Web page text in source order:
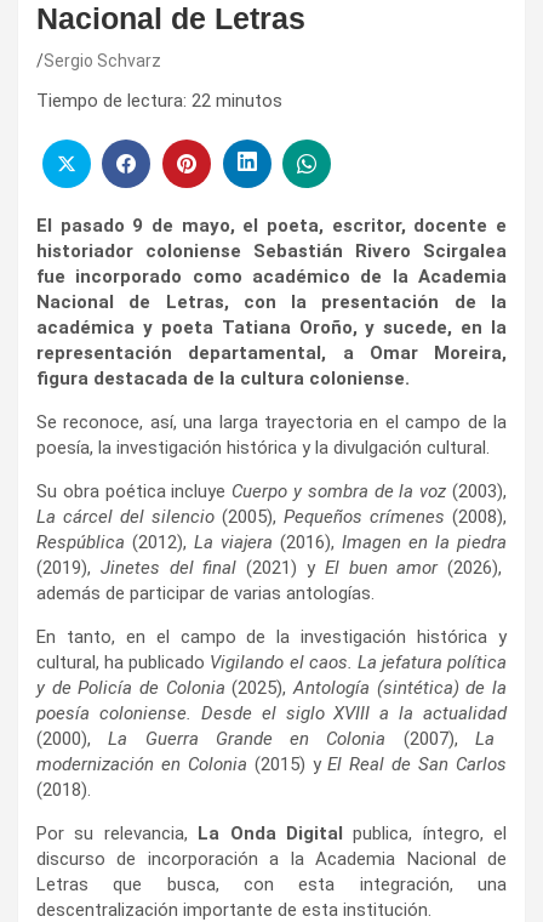
Nacional de Letras
Sergio Schvarz
Tiempo de lectura: 22 minutos
El pasado 9 de mayo, el poeta, escritor, docente e
historiador coloniense Sebastián Rivero Scirgalea
fue incorporado como académico de la Academia
Nacional de Letras, con la presentación de la
académica y poeta Tatiana Oroño, y sucede, en la
representación departamental, a Omar Moreira,
figura destacada de la cultura coloniense.
Se reconoce, así, una larga trayectoria en el campo de la
poesía, la investigación histórica y la divulgación cultural.
Su obra poética incluye Cuerpo y sombra de la voz (2003),
La cárcel del silencio (2005), Pequeños crímenes (2008),
Respública (2012), La viajera (2016), Imagen en la piedra
(2019), Jinetes del final (2021) y El buen amor(2026),
además de participar de varias antologías.
En tanto, en el campo de la investigación histórica y
cultural, ha publicado Vigilando el caos. La jefatura política
y de Policía de Colonia (2025),Antología (sintética) de la
poesía coloniense. Desde el siglo XVIII a la actualidad
(2000),La Guerra Grande en Colonia (2007), La
modernización en Colonia (2015) yEl Real de San Carlos
(2018).
Por su relevancia, La Onda Digital publica, íntegro, el
discurso de incorporación a la Academia Nacional de
Letras que busca, con esta integración, una
descentralización importante de esta institución.